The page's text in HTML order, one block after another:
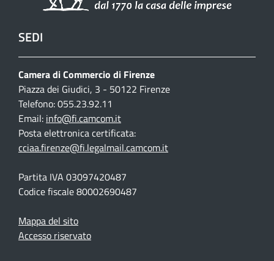
SEDI
Camera di Commercio di Firenze
Piazza dei Giudici, 3 - 50122 Firenze
Telefono: 055.23.92.11
Email: info@fi.camcom.it
Posta elettronica certificata:
cciaa.firenze@fi.legalmail.camcom.it
Partita IVA 03097420487
Codice fiscale 80002690487
Mappa del sito
Accesso riservato